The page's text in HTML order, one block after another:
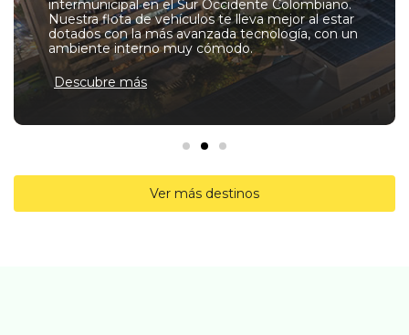
intermunicipal en el Sur Occidente Colombiano.
Nuestra flota de vehículos te lleva mejor al estar
dotados con la más avanzada tecnología, con un
ambiente interno muy cómodo.
Descubre más
Ver más destinos